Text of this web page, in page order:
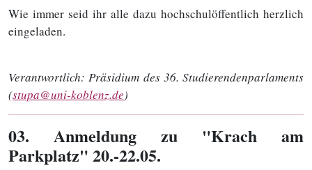
Wie immer seid ihr alle dazu hochschulöffentlich herzlich
eingeladen.
Verantwortlich: Präsidium des 36. Studierendenparlaments
(stupa@uni-koblenz.de)
03. Anmeldung zu "Krach am
Parkplatz" 20.-22.05.